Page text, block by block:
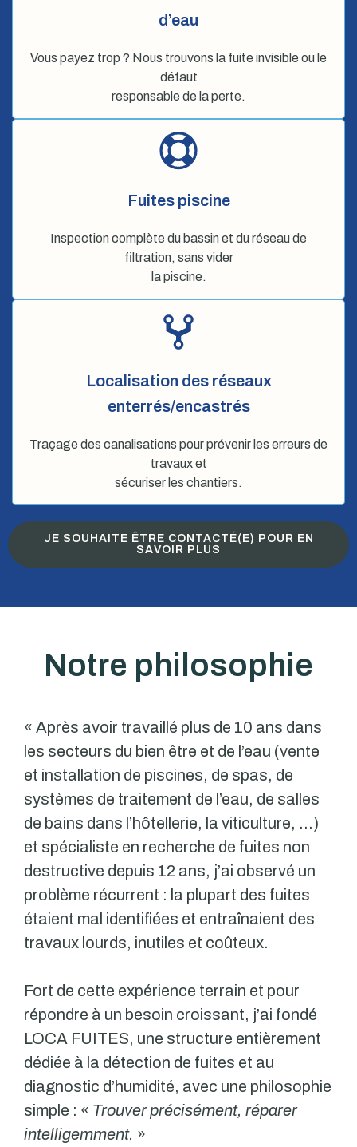
d’eau
Vous payez trop ? Nous trouvons la fuite invisible ou le
défaut
responsable de la perte.
Fuites piscine
Inspection complète du bassin et du réseau de
filtration, sans vider
la piscine.
Localisation des réseaux
enterrés/encastrés
Traçage des canalisations pour prévenir les erreurs de
travaux et
sécuriser les chantiers.
JE SOUHAITE ÊTRE CONTACTÉ(E) POUR EN
SAVOIR PLUS
Notre philosophie
« Après avoir travaillé plus de 10 ans dans
les secteurs du bien être et de l’eau (vente
et installation de piscines, de spas, de
systèmes de traitement de l’eau, de salles
de bains dans l’hôtellerie, la viticulture, …)
et spécialiste en recherche de fuites non
destructive depuis 12 ans, j’ai observé un
problème récurrent : la plupart des fuites
étaient mal identifiées et entraînaient des
travaux lourds, inutiles et coûteux.
Fort de cette expérience terrain et pour
répondre à un besoin croissant, j’ai fondé
LOCA FUITES, une structure entièrement
dédiée à la détection de fuites et au
diagnostic d’humidité, avec une philosophie
simple : « Trouver précisément, réparer
intelligemment. »